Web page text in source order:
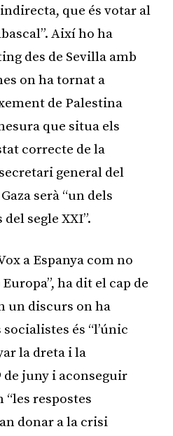
que és votar al
Així ho ha
des de Sevilla amb
on ha tornat a
de Palestina
que situa els
correcte de la
general del
serà “un dels
segle XXI”.
a Espanya com no
ha dit el cap de
un discurs on ha
és “l’únic
la dreta i la
de juny i aconseguir
“les respostes
donar a la crisi